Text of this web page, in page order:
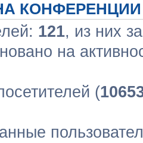
КОНФЕРЕНЦИИ
121, из них
на
(